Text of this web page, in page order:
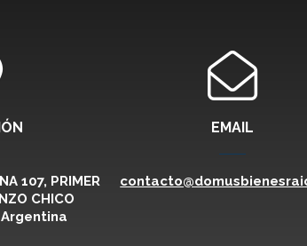
107, PRIMER
CHICO
EMAIL